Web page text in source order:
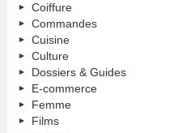
Coiffure
Commandes
Cuisine
Culture
Dossiers & Guides
E-commerce
Femme
Films